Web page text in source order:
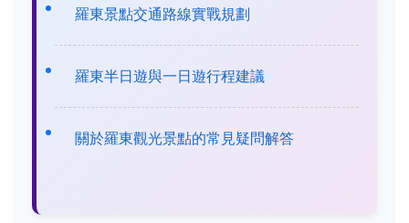
羅東景點交通路線實戰規劃
羅東半日遊與一日遊行程建議
關於羅東觀光景點的常見疑問解答